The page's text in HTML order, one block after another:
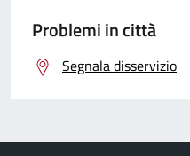
Problemi in città
Segnala disservizio